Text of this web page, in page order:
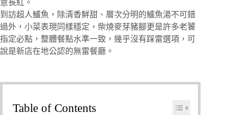
意長紅。
到訪超人鱸魚，除清香鮮甜、層次分明的鱸魚湯不可錯
過外，小菜表現同樣穩定，柴燒麥芽豬腳更是許多老饕
指定必點，整體餐點水準一致，幾乎沒有踩雷選項，可
說是新店在地公認的無雷餐廳。
Table of Contents